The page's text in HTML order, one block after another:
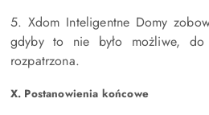
5. Xdom Inteligentne Domy
gdyby to nie było możliwe, do
rozpatrzona.
X. Postanowienia końcowe